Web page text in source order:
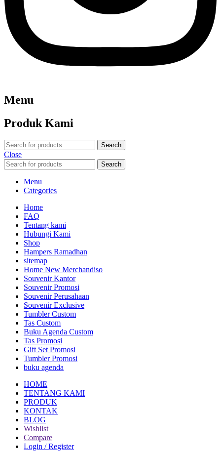
Menu
Produk Kami
Search
Close
Search
Menu
Categories
Home
FAQ
Tentang kami
Hubungi Kami
Shop
Hampers Ramadhan
sitemap
Home New Merchandiso
Souvenir Kantor
Souvenir Promosi
Souvenir Perusahaan
Souvenir Exclusive
Tumbler Custom
Tas Custom
Buku Agenda Custom
Tas Promosi
Gift Set Promosi
Tumbler Promosi
buku agenda
HOME
TENTANG KAMI
PRODUK
KONTAK
BLOG
Wishlist
Compare
Login / Register